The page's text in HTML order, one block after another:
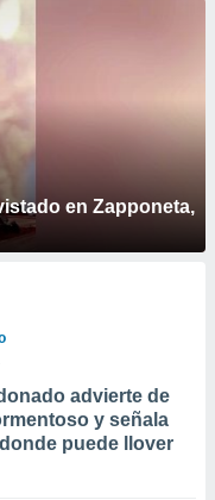
en Zapponeta,
advierte de
y señala
puede llover